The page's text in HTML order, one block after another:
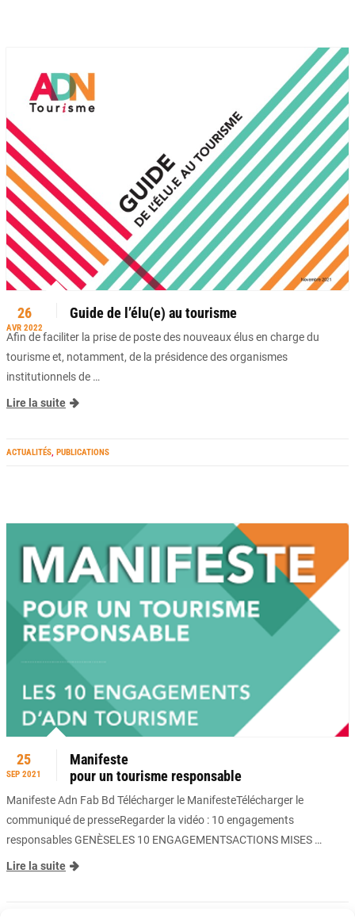
26
AVR 2022
Guide de l’élu(e) au tourisme
Afin de faciliter la prise de poste des nouveaux élus en charge du
tourisme et, notamment, de la présidence des organismes
institutionnels de …
Lire la suite
ACTUALITÉS PUBLICATIONS
25
SEP 2021
Manifeste
pour un tourisme responsable
Manifeste Adn Fab Bd Télécharger le ManifesteTélécharger le
communiqué de presseRegarder la vidéo : 10 engagements
responsables GENÈSELES 10 ENGAGEMENTSACTIONS MISES …
Lire la suite